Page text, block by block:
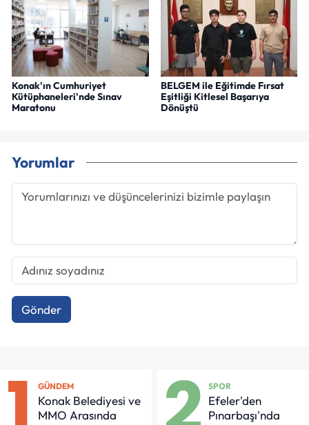
Konak'ın Cumhuriyet
Kütüphaneleri'nde Sınav
Maratonu
BELGEM ile Eğitimde Fırsat
Eşitliği Kitlesel Başarıya
Dönüştü
Yorumlar
Gönder
GÜNDEM
Konak Belediyesi ve
MMO Arasında
SPOR
Efeler'den
Pınarbaşı'nda